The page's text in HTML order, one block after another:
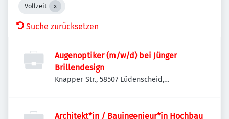
Vollzeit
Suche zurücksetzen
Augenoptiker (m/w/d) bei Jünger
Brillendesign
Knapper Str., 58507 Lüdenscheid,
Architekt*in / Bauingenieur*in Hochbau